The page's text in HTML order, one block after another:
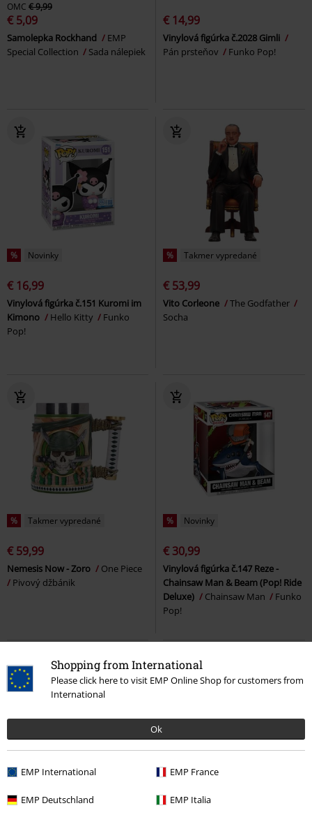
Shopping from International
Please click here to visit EMP Online Shop for customers from
International
Ok
EMP International EMP France
EMP Deutschland EMP Italia
OMC € 9,99
€ 5,09
Samolepka Rockhand
EMP
Special Collection
Sada nálepiek
€ 14,99
Vinylová figúrka č.2028 Gimli
Pán prsteňov
Funko Pop!
% Novinky
€ 16,99
Vinylová figúrka č.151 Kuromi im
Kimono
Hello Kitty
Funko
Pop!
% Takmer vypredané
€ 53,99
Vito Corleone
The Godfather
Socha
% Takmer vypredané
€ 59,99
Nemesis Now - Zoro
One Piece
Pivový džbánik
% Novinky
€ 30,99
Vinylová figúrka č.147 Reze -
Chainsaw Man & Beam (Pop! Ride
Deluxe)
Chainsaw Man
Funko
Pop!